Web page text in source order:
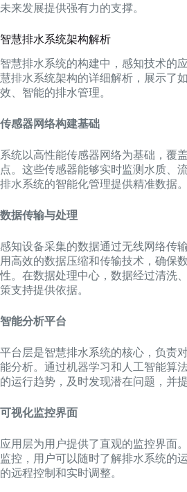
未来发展提供强有力的支撑。
智慧排水系统架构解析
智慧排水系统的构建中，感知技术的
慧排水系统架构的详细解析，展示了
效、智能的排水管理。
传感器网络构建基础
系统以高性能传感器网络为基础，覆
点。这些传感器能够实时监测水质、
排水系统的智能化管理提供精准数据。
数据传输与处理
感知设备采集的数据通过无线网络传
用高效的数据压缩和传输技术，确保
性。在数据处理中心，数据经过清洗
策支持提供依据。
智能分析平台
平台层是智慧排水系统的核心，负责
能分析。通过机器学习和人工智能算
的运行趋势，及时发现潜在问题，并提
可视化监控界面
应用层为用户提供了直观的监控界面
监控，用户可以随时了解排水系统的
的远程控制和实时调整。